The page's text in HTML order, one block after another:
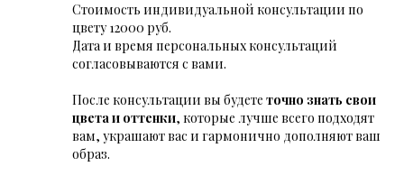
Стоимость индивидуальной консультации по
цвету 12000 руб.
Дата и время персональных консультаций
согласовываются с вами.
После консультации вы будете точно знать свои
цвета и оттенки, которые лучше всего подходят
вам, украшают вас и гармонично дополняют ваш
образ.